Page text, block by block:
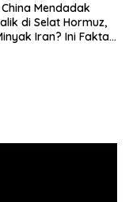
Mendadak
di Selat Hormuz,
Iran? Ini Fakta